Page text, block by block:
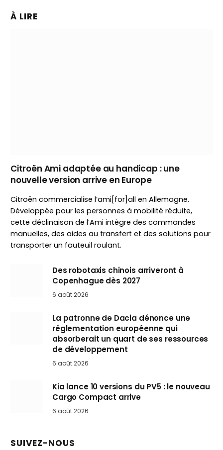
À LIRE
Citroën Ami adaptée au handicap : une
nouvelle version arrive en Europe
Citroën commercialise l’ami[for]all en Allemagne.
Développée pour les personnes à mobilité réduite,
cette déclinaison de l’Ami intègre des commandes
manuelles, des aides au transfert et des solutions pour
transporter un fauteuil roulant.
Des robotaxis chinois arriveront à
Copenhague dès 2027
6 août 2026
La patronne de Dacia dénonce une
réglementation européenne qui
absorberait un quart de ses ressources
de développement
6 août 2026
Kia lance 10 versions du PV5 : le nouveau
Cargo Compact arrive
6 août 2026
SUIVEZ-NOUS